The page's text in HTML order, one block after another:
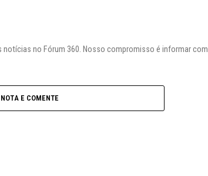
notícias no Fórum 360. Nosso compromisso é informar com
E COMENTE